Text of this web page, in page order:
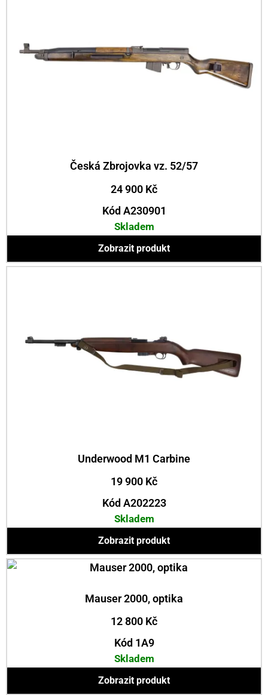
Česká Zbrojovka vz. 52/57
24 900 Kč
Kód A230901
Skladem
Zobrazit produkt
Underwood M1 Carbine
19 900 Kč
Kód A202223
Skladem
Zobrazit produkt
Mauser 2000, optika
12 800 Kč
Kód 1A9
Skladem
Zobrazit produkt